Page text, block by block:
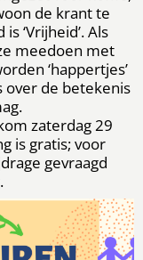
de krant te
‘Vrijheid’. Als
meedoen met
‘happertjes’
over de betekenis
zaterdag 29
is gratis; voor
gevraagd